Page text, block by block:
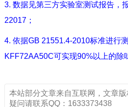
3. 数据见第三方实验室测试报告，
22017；
4. 依据GB 21551.4-2010标准进行
KFF72AA50C可实现90%以上的除
本站部分文章来自互联网，文章
疑问请联系QQ：1633373438